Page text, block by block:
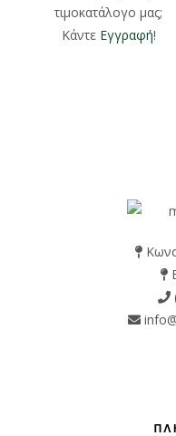
τιμοκατάλογο μας;
Κάντε Εγγραφή!